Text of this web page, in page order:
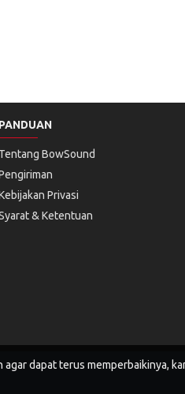
PANDUAN
Tentang BowSound
Privasi
& Ketentuan
dapat terus memperbaikinya,